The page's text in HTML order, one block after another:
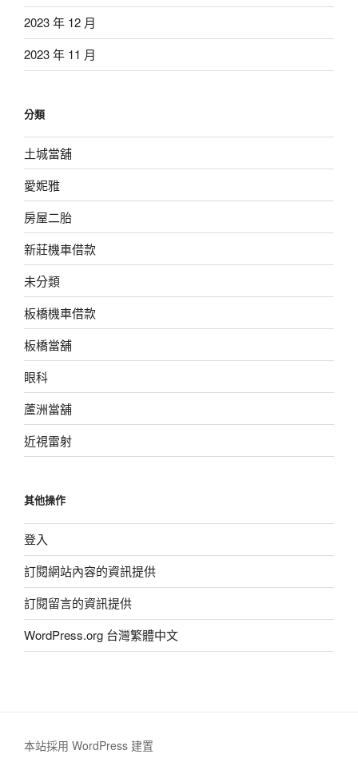
2023 年 12 月
2023 年 11 月
分類
土城當舖
愛妮雅
房屋二胎
新莊機車借款
未分類
板橋機車借款
板橋當舖
眼科
蘆洲當舖
近視雷射
其他操作
登入
訂閱網站內容的資訊提供
訂閱留言的資訊提供
WordPress.org 台灣繁體中文
本站採用 WordPress 建置